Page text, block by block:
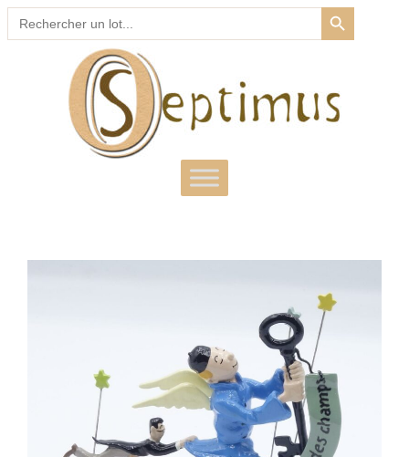
Search
for:
SEARCH BUTTON